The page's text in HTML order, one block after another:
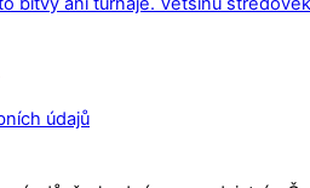
údajů